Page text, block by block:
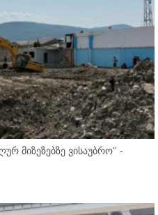
მიზეზებზე ვისაუბრო'' -